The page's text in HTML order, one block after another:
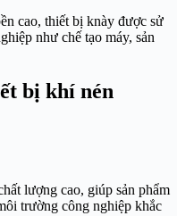
cao, thiết bị knày được sử
như chế tạo máy, sản
bị khí nén
lượng cao, giúp sản phẩm
trường công nghiệp khắc